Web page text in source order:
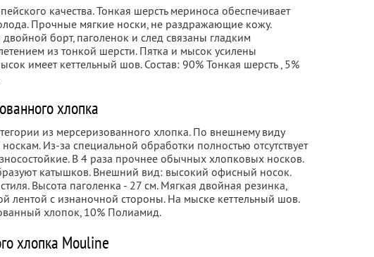
качества. Тонкая шерсть мериноса обеспечивает
Прочные мягкие носки, не раздражающие кожу.
борт, паголенок и след связаны гладким
из тонкой шерсти. Пятка и мысок усилены
имеет кеттельный шов. Состав: 90% Тонкая шерсть , 5%
хлопка
из мерсеризованного хлопка. По внешнему виду
Из-за специальной обработки полностью отсутствует
В 4 раза прочнее обычных хлопковых носков.
катышков. Внешний вид: высокий офисный носок.
Высота паголенка - 27 см. Мягкая двойная резинка,
лентой с изнаночной стороны. На мыске кеттельный шов.
хлопок, 10% Полиамид.
хлопка Mouline